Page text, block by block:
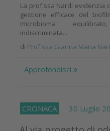
La prof.ssa Nardi evidenzia
gestione efficace del
microbioma
indiscriminata...
di Prof.ssa Gianna Maria
Approfondisci
CRONACA 30 Luglio